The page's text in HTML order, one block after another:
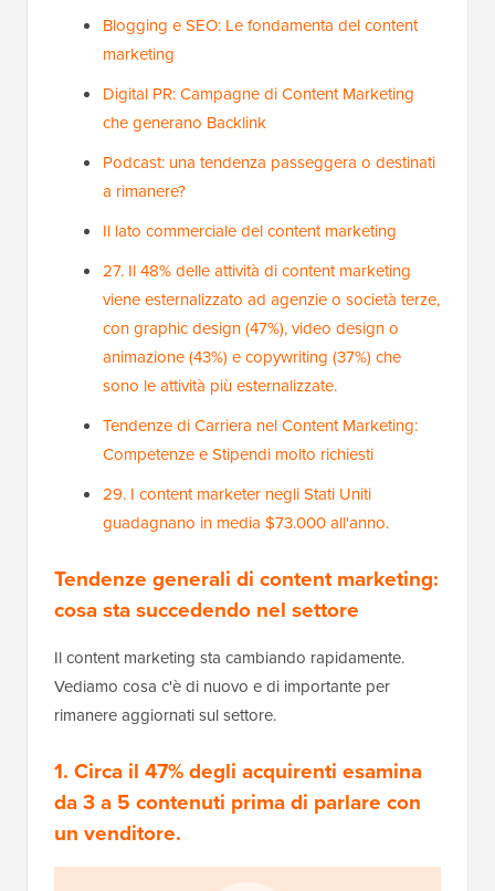
Blogging e SEO: Le fondamenta del content
marketing
Digital PR: Campagne di Content Marketing
che generano Backlink
Podcast: una tendenza passeggera o destinati
a rimanere?
Il lato commerciale del content marketing
27. Il 48% delle attività di content marketing
viene esternalizzato ad agenzie o società terze,
con graphic design (47%), video design o
animazione (43%) e copywriting (37%) che
sono le attività più esternalizzate.
Tendenze di Carriera nel Content Marketing:
Competenze e Stipendi molto richiesti
29. I content marketer negli Stati Uniti
guadagnano in media $73.000 all'anno.
Tendenze generali di content marketing:
cosa sta succedendo nel settore
Il content marketing sta cambiando rapidamente.
Vediamo cosa c'è di nuovo e di importante per
rimanere aggiornati sul settore.
1. Circa il 47% degli acquirenti esamina
da 3 a 5 contenuti prima di parlare con
un venditore.